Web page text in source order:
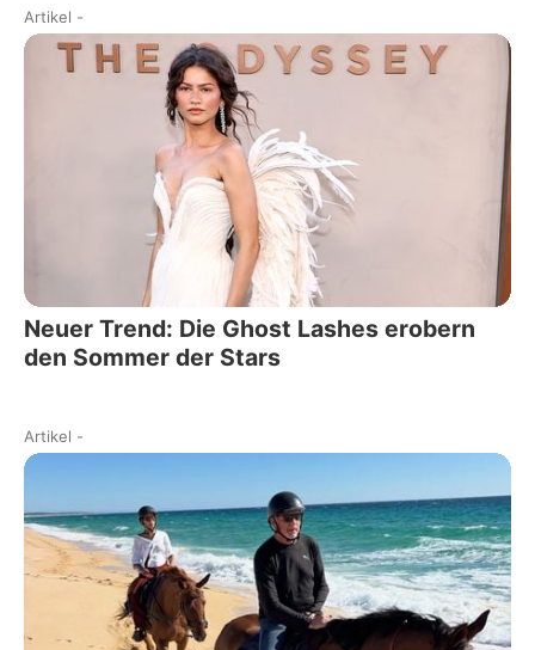
Artikel -
Neuer Trend: Die Ghost Lashes erobern
den Sommer der Stars
Artikel -